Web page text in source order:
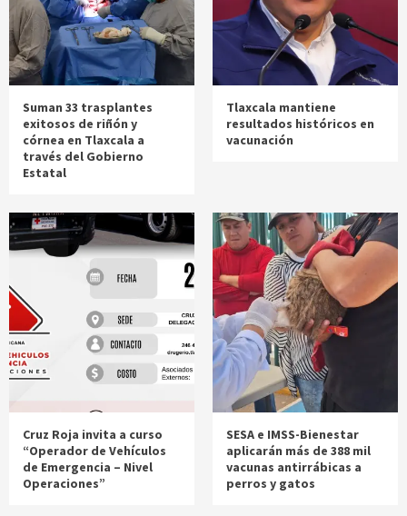
Suman 33 trasplantes
exitosos de riñón y
córnea en Tlaxcala a
través del Gobierno
Estatal
Tlaxcala mantiene
resultados históricos en
vacunación
Cruz Roja invita a curso
“Operador de Vehículos
de Emergencia – Nivel
Operaciones”
SESA e IMSS-Bienestar
aplicarán más de 388 mil
vacunas antirrábicas a
perros y gatos